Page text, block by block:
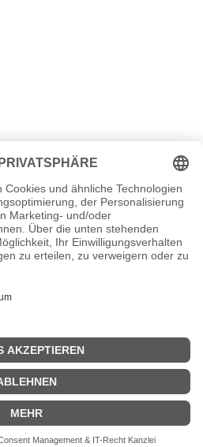
| Geburtstage 3. Oktober>>
Alle Rechte vorbehalten. |
Steckbriefe|